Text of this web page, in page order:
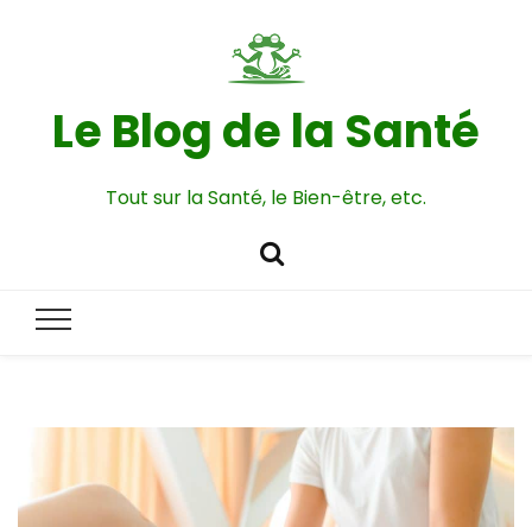
Le Blog de la Santé
Tout sur la Santé, le Bien-être, etc.